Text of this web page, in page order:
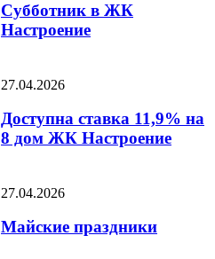
Субботник в ЖК
Настроение
27.04.2026
Доступна ставка 11,9% на
8 дом ЖК Настроение
27.04.2026
Майские праздники